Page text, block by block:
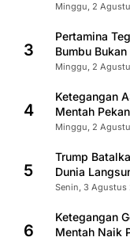
Minggu, 2
3
Pertamina
Bumbu
Minggu, 2
4
Ketegangan
Mentah
Minggu, 2
5
Trump
Dunia
Senin, 3 Agustus
6
Ketegangan
Mentah Naik